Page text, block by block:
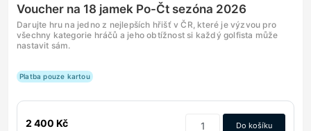
Voucher na 18 jamek Po-Čt sezóna 2026
Darujte hru na jedno z nejlepších hřišť v ČR, které je výzvou pro
všechny kategorie hráčů a jeho obtížnost si každý golfista může
nastavit sám.
Platba pouze kartou
2 400 Kč Do košíku